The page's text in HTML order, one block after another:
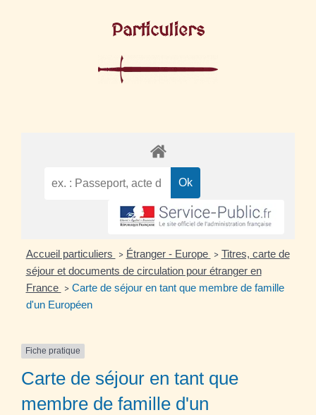
Particuliers
Accueil particuliers > Étranger - Europe > Titres, carte de
séjour et documents de circulation pour étranger en
France > Carte de séjour en tant que membre de famille
d'un Européen
Fiche pratique
Carte de séjour en tant que
membre de famille d'un